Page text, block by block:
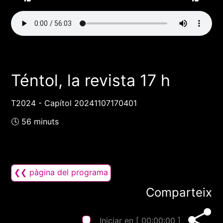
Téntol, la revista 17 h
T2024 - Capítol 20241107170401
🕓 56 minuts
❮❮ pàgina del programa
Comparteix
Iniciar en [ 00:00:00 ]